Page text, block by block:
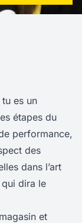
es un
étapes du
performance,
des
dans l’art
qui dira le
et